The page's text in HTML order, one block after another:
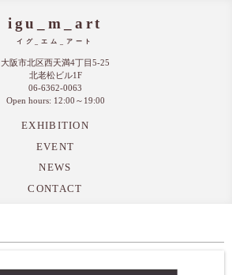
igu_m_art
イグ_エム_アート
大阪市北区西天満4丁目5-25
北老松ビル1F
06-6362-0063
Open hours: 12:00～19:00
EXHIBITION
EVENT
NEWS
CONTACT